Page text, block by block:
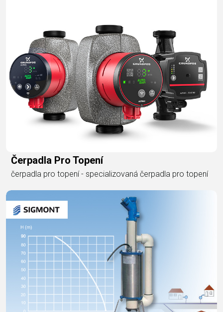
Čerpadla Pro Topení
čerpadla pro topení - specializovaná čerpadla pro topení